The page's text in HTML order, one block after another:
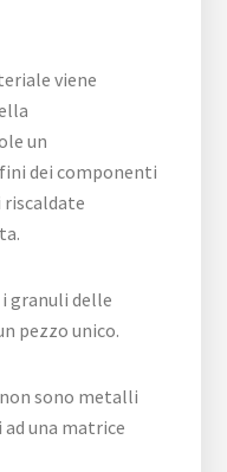
viene
un
dei componenti
riscaldate
granuli delle
pezzo unico.
sono metalli
una matrice